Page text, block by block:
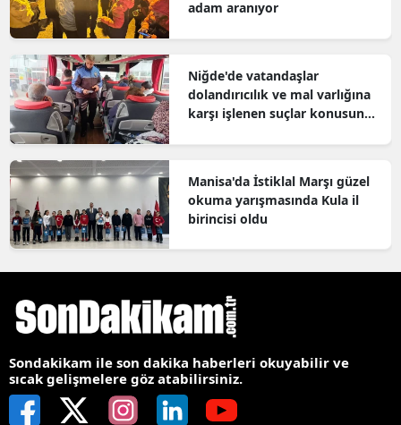
adam aranıyor
Niğde'de vatandaşlar
dolandırıcılık ve mal varlığına
karşı işlenen suçlar konusunda
Manisa'da İstiklal Marşı güzel
okuma yarışmasında Kula il
birincisi oldu
Sondakikam ile son dakika haberleri okuyabilir ve
sıcak gelişmelere göz atabilirsiniz.